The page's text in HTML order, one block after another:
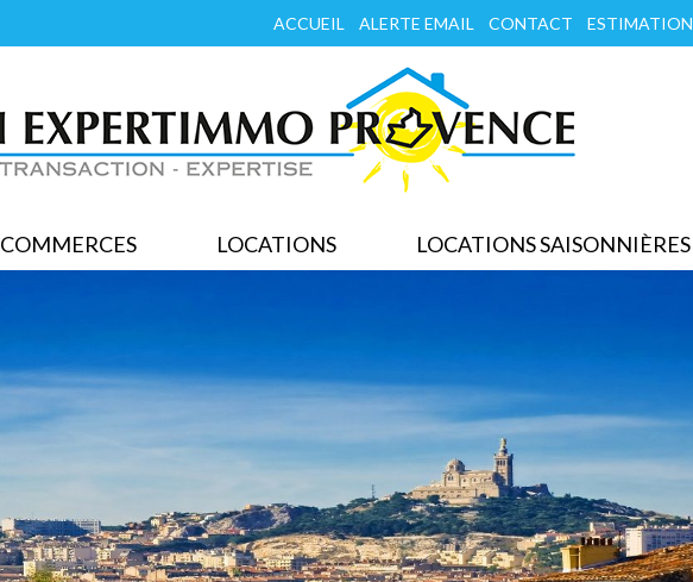
ACCUEIL ALERTE EMAIL CONTACT ESTIMATION
COMMERCES LOCATIONS LOCATIONS SAISONNIÈRES